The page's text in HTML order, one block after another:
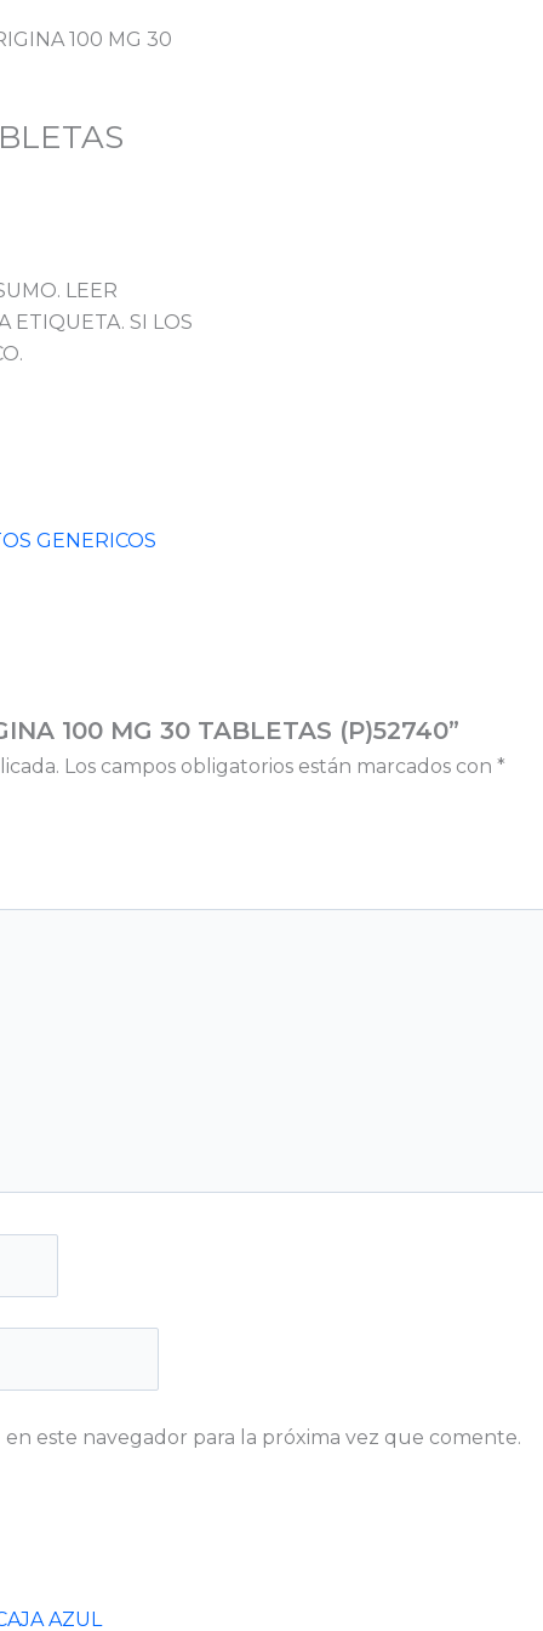
100 MG 30
LEER
ETIQUETA. SI LOS
GENERICOS
100 MG 30 TABLETAS (P)52740”
Los campos obligatorios están marcados con *
este navegador para la próxima vez que comente.